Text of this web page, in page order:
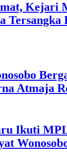
Kejari
Tersangka
Atmaja
Ikuti